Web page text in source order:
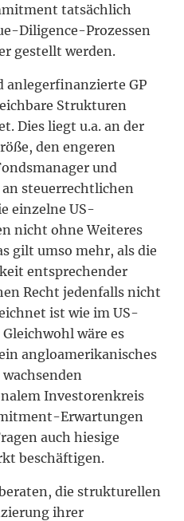
tatsächlich
Diligence-Prozessen
gestellt werden.
anlegerfinanzierte GP
Strukturen
Dies liegt u.a. an der
den engeren
und
steuerrechtlichen
einzelne US-
nicht ohne Weiteres
gilt umso mehr, als die
entsprechender
Recht jedenfalls nicht
ist wie im US-
wäre es
angloamerikanisches
Investorenkreis
Erwartungen
auch hiesige
beschäftigen.
die strukturellen
ihrer